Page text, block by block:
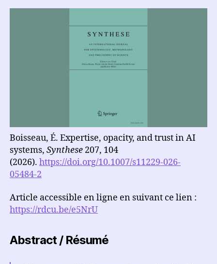
Boisseau, É. Expertise, opacity, and trust in AI
systems, Synthese 207, 104
(2026). https://doi.org/10.1007/s11229-026-
05484-2
Article accessible en ligne en suivant ce lien :
https://rdcu.be/e5NrU
Abstract / Résumé